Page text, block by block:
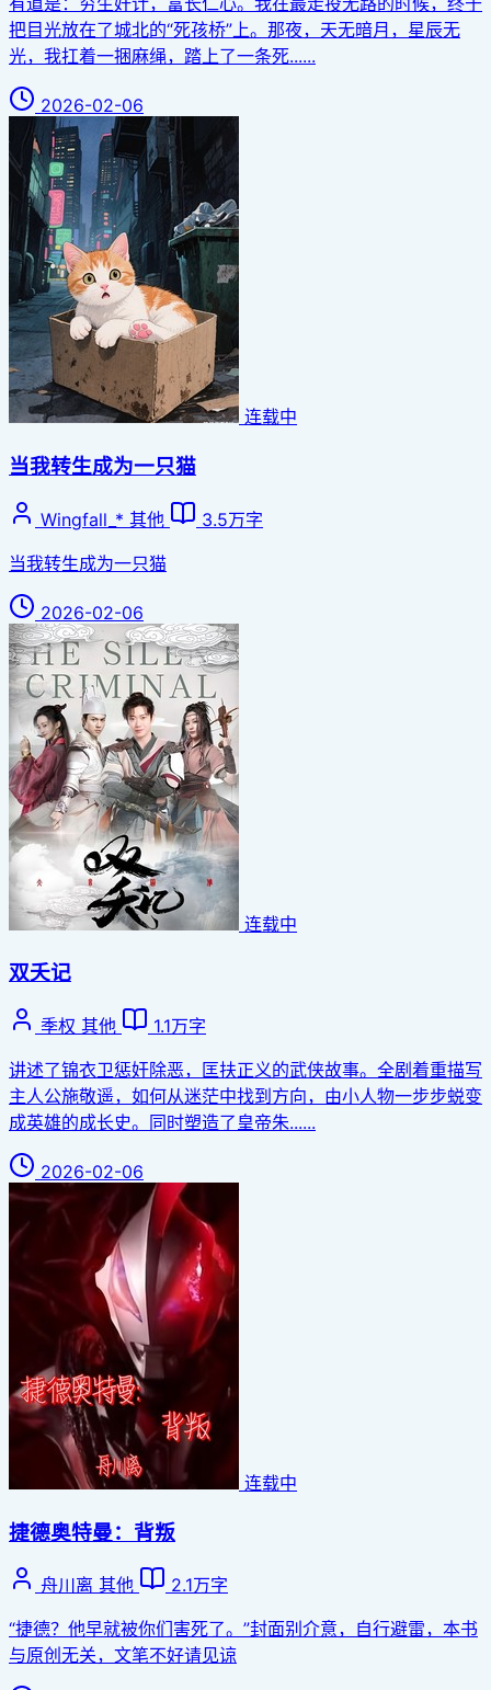
把目光放在了城北的“死孩桥”上。那夜，天无暗月，星辰无
光，我扛着一捆麻绳，踏上了一条死......
2026-02-06
连载中
当我转生成为一只猫
Wingfall_* 其他
3.5万字
当我转生成为一只猫
2026-02-06
连载中
双夭记
季权 其他
1.1万字
讲述了锦衣卫惩奸除恶，匡扶正义的武侠故事。全剧着重描写
主人公施敬遥，如何从迷茫中找到方向，由小人物一步步蜕变
成英雄的成长史。同时塑造了皇帝朱......
2026-02-06
连载中
捷德奥特曼：背叛
舟川离 其他
2.1万字
“捷德？他早就被你们害死了。”封面别介意，自行避雷，本书
与原创无关，文笔不好请见谅